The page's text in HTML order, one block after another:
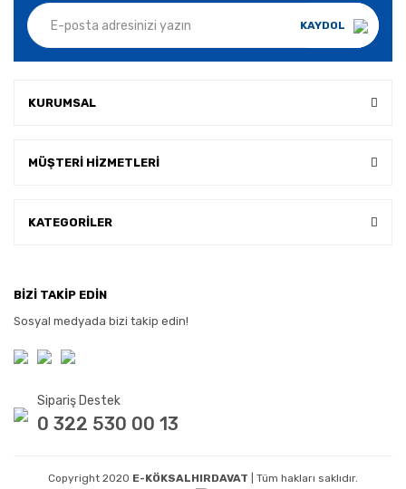
KAYDOL
KURUMSAL
MÜŞTERİ HİZMETLERİ
KATEGORİLER
BİZİ TAKİP EDİN
Sosyal medyada bizi takip edin!
Sipariş Destek
0 322 530 00 13
Copyright 2020 E-KÖKSALHIRDAVAT | Tüm hakları saklıdır.